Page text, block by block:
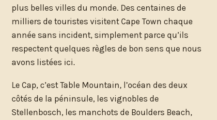
plus belles villes du monde. Des centaines de
milliers de touristes visitent Cape Town chaque
année sans incident, simplement parce qu’ils
respectent quelques règles de bon sens que nous
avons listées ici.
Le Cap, c’est Table Mountain, l’océan des deux
côtés de la péninsule, les vignobles de
Stellenbosch, les manchots de Boulders Beach,